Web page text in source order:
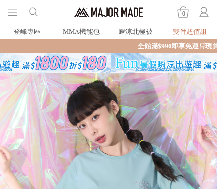
0
登峰專區 MMA機能包 瞬涼北極被
雙件超值組
全館滿$990即享免運🛒現貨商品2個工作